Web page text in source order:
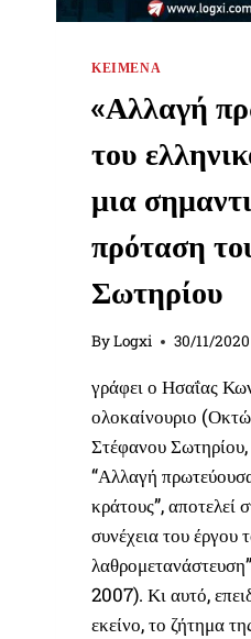
ΚΕΊΜΕΝΑ
«Αλλαγή
του
μια
πρόταση
Σωτηρίου
ByLogxi 30/11/2020
γράφει ο Ησαΐας
ολοκαίνουριο
Στέφανου Σωτηρίου,
“Αλλαγή
κράτους”, αποτελεί
συνέχεια του έργου
2007). Κι αυτό,
εκείνο, το ζήτημα